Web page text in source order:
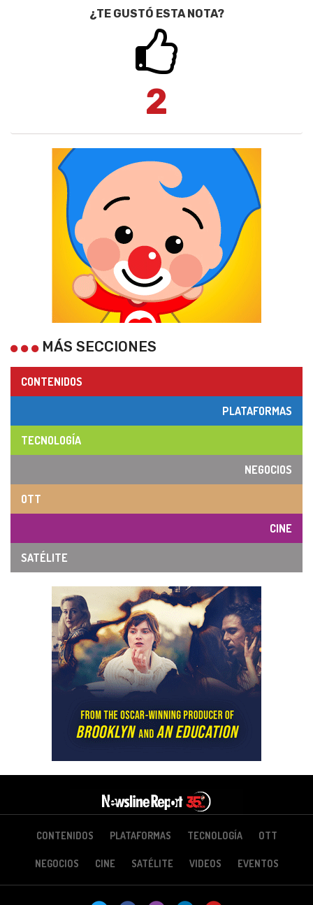
¿TE GUSTÓ ESTA NOTA?
2
MÁS SECCIONES
CONTENIDOS
PLATAFORMAS
TECNOLOGÍA
NEGOCIOS
OTT
CINE
SATÉLITE
CONTENIDOS PLATAFORMAS TECNOLOGÍA OTT
NEGOCIOS CINE SATÉLITE VIDEOS EVENTOS